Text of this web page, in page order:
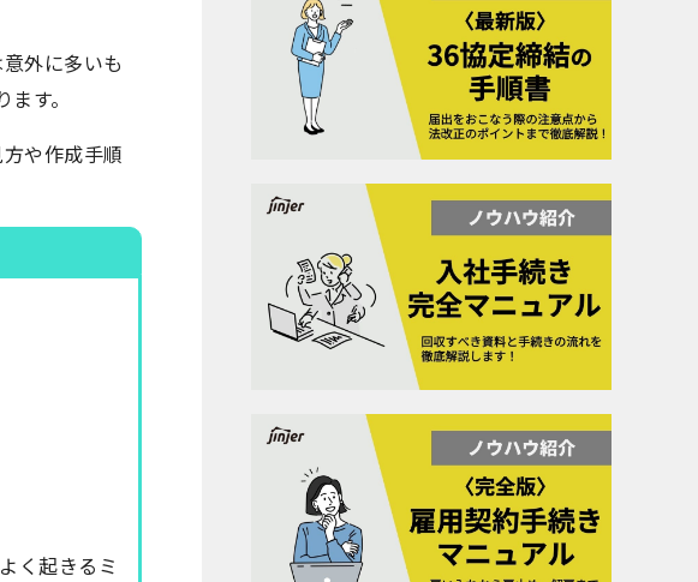
外に多いも
す。
や作成手順
く起きるミ